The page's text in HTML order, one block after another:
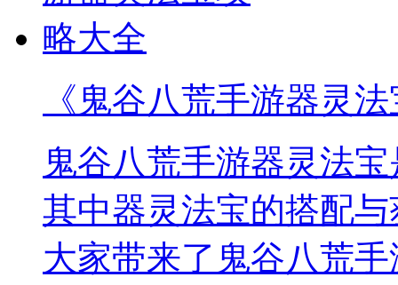
《鬼谷八荒手游器灵
鬼谷八荒手游器灵法
其中器灵法宝的搭配
大家带来了鬼谷八荒